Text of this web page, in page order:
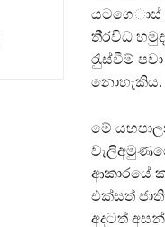
යටගෙ ාස්
ති‍්‍රවිධ
රැුස්වීම්
නොහැකිය.
මේ
ආකාරයේ
එක්සත්
අදටත්